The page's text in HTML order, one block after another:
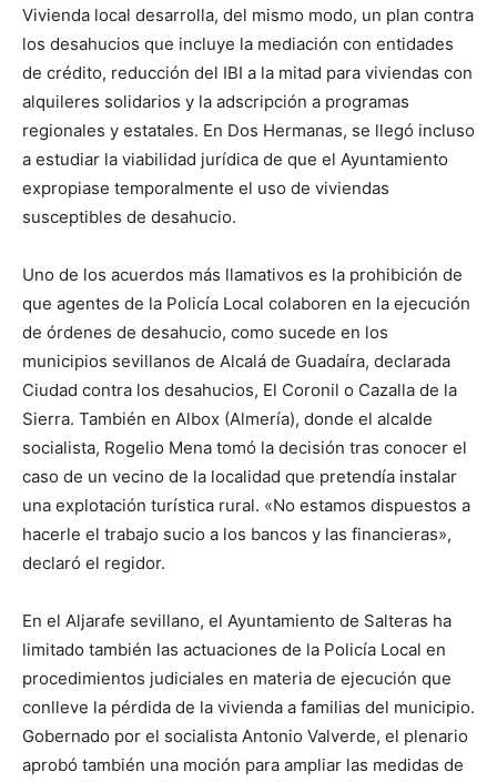
Vivienda local desarrolla, del mismo modo, un plan contra
los desahucios que incluye la mediación con entidades
de crédito, reducción del IBI a la mitad para viviendas con
alquileres solidarios y la adscripción a programas
regionales y estatales. En Dos Hermanas, se llegó incluso
a estudiar la viabilidad jurídica de que el Ayuntamiento
expropiase temporalmente el uso de viviendas
susceptibles de desahucio.
Uno de los acuerdos más llamativos es la prohibición de
que agentes de la Policía Local colaboren en la ejecución
de órdenes de desahucio, como sucede en los
municipios sevillanos de Alcalá de Guadaíra, declarada
Ciudad contra los desahucios, El Coronil o Cazalla de la
Sierra. También en Albox (Almería), donde el alcalde
socialista, Rogelio Mena tomó la decisión tras conocer el
caso de un vecino de la localidad que pretendía instalar
una explotación turística rural. «No estamos dispuestos a
hacerle el trabajo sucio a los bancos y las financieras»,
declaró el regidor.
En el Aljarafe sevillano, el Ayuntamiento de Salteras ha
limitado también las actuaciones de la Policía Local en
procedimientos judiciales en materia de ejecución que
conlleve la pérdida de la vivienda a familias del municipio.
Gobernado por el socialista Antonio Valverde, el plenario
aprobó también una moción para ampliar las medidas de